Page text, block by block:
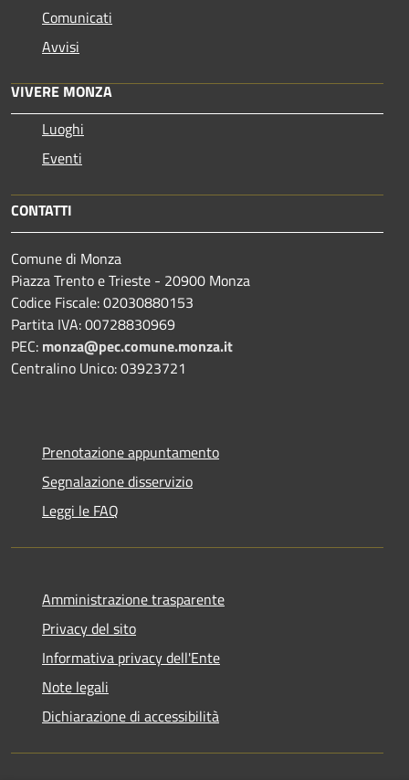
Comunicati
Avvisi
VIVERE MONZA
Luoghi
Eventi
CONTATTI
Comune di Monza
Piazza Trento e Trieste - 20900 Monza
Codice Fiscale: 02030880153
Partita IVA: 00728830969
PEC: monza@pec.comune.monza.it
Centralino Unico: 03923721
Prenotazione appuntamento
Segnalazione disservizio
Leggi le FAQ
Amministrazione trasparente
Privacy del sito
Informativa privacy dell'Ente
Note legali
Dichiarazione di accessibilità